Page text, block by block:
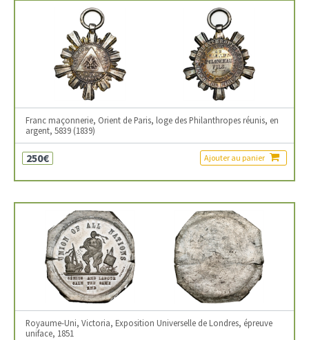
Franc maçonnerie, Orient de Paris, loge des Philanthropes réunis, en
argent, 5839 (1839)
250€ Ajouter au panier
Royaume-Uni, Victoria, Exposition Universelle de Londres, épreuve
uniface, 1851